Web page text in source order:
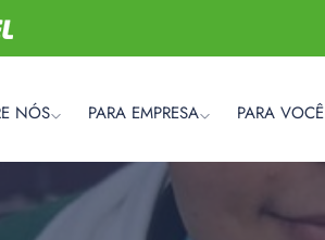
NÓS PARA EMPRESA PARA VOCÊ